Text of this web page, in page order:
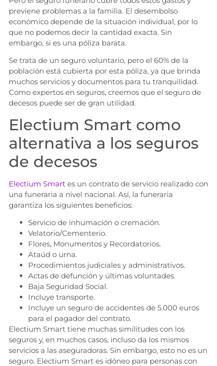
previene problemas a la familia. El desembolso
económico depende de la situación individual, por lo
que no podemos decir la cantidad exacta. Sin
embargo, si es una póliza barata.
Se trata de un seguro voluntario, pero el 60% de la
población está cubierta por esta póliza, ya que brinda
muchos servicios y documentos para tu tranquilidad.
Como expertos en seguros, creemos que el seguro de
decesos puede ser de gran utilidad.
Electium Smart como
alternativa a los seguros
de decesos
Electium Smartes un contrato de servicio realizado con
una funeraria a nivel nacional. Así, la funeraria
garantiza los siguientes beneficios:
Servicio de inhumación o cremación.
Velatorio/Cementerio.
Flores, Monumentos y Recordatorios.
Ataúd o urna.
Procedimientos judiciales y administrativos.
Actas de defunción y últimas voluntades.
Baja Seguridad Social.
Incluye transporte.
Incluye un seguro de accidentes de 5.000 euros
para el pagador del contrato.
Electium Smart tiene muchas similitudes con los
seguros y, en muchos casos, incluso da los mismos
servicios a las aseguradoras. Sin embargo, esto no es un
seguro. Electium Smart es idóneo para personas con